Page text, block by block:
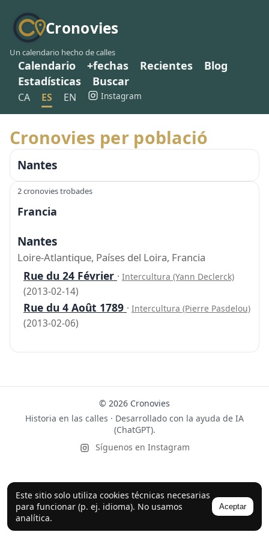
Cronovies
Un calendario hecho de calles
Calendario +fechas Recientes
Blog
Estadísticas
Buscar
CA ES EN Instagram
Este sitio solo utiliza cookies técnicas necesarias
para funcionar (p. ej. idioma). No usamos
analítica.
Aceptar
Cronovies per població
Nantes
2 cronovies trobades
Francia
Nantes
Loire-Atlantique, Países del Loira, Francia
Rue du 24 Février · Intercultura (Yann Declerck)
(2013-02-14)
Rue du 4 Août 1789 · Intercultura (Pierre Pasdelou)
(2013-02-06)
© 2026 Cronovies
Historia en las calles · Desarrollado con la ayuda de IA
(ChatGPT).
Síguenos en Instagram